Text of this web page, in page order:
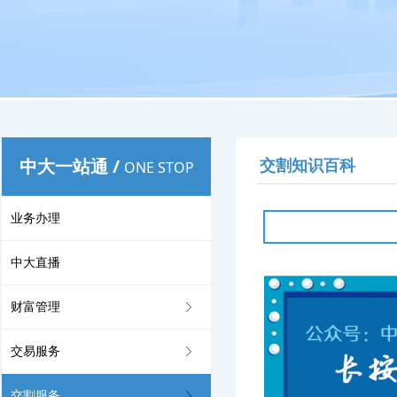
中大一站通/ ONE STOP 交割知识百科
业务办理
中大直播
财富管理 ꁕ
交易服务 ꁕ